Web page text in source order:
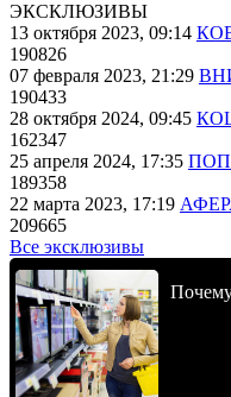
ЭКСКЛЮЗИВЫ
13 октября 2023, 09:14
190826
07 февраля 2023, 21:29
190433
28 октября 2024, 09:45
162347
25 апреля 2024, 17:35
189358
22 марта 2023, 17:19
209665
Все эксклюзивы